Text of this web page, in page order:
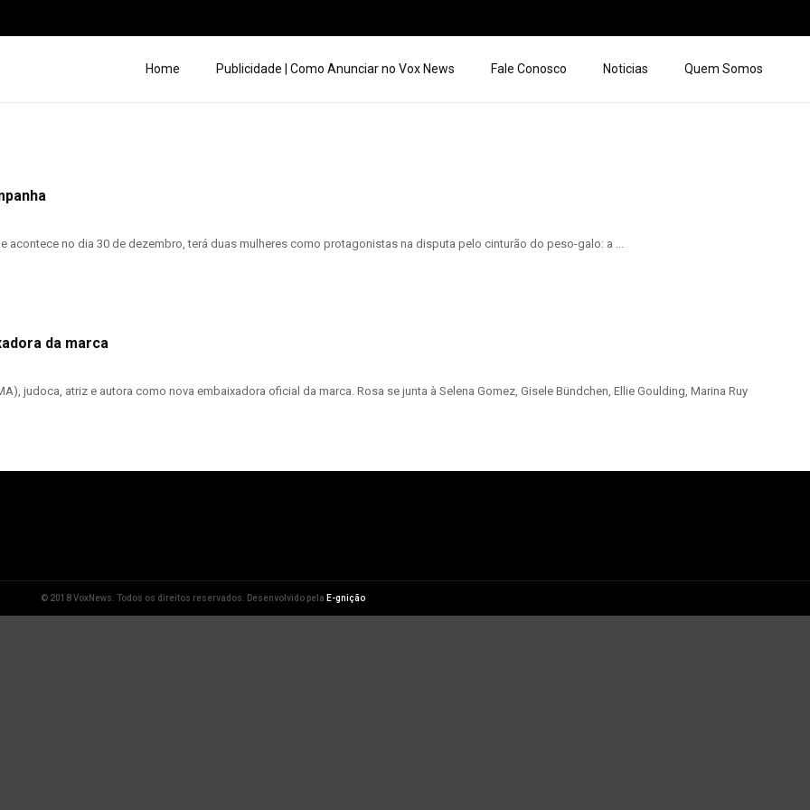
Home Publicidade | Como Anunciar no Vox News Fale Conosco Noticias Quem Somos
acontece no dia 30 de dezembro, terá duas mulheres como protagonistas na disputa pelo cinturão do peso-galo: a ...
da marca
judoca, atriz e autora como nova embaixadora oficial da marca. Rosa se junta à Selena Gomez, Gisele Bündchen, Ellie Goulding, Marina Ruy
© 2018 VoxNews. Todos os direitos reservados. Desenvolvido pela E-gnição